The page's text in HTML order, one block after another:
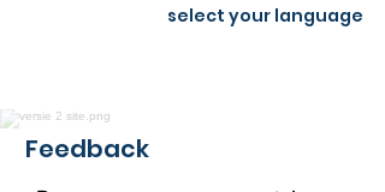
select your language
Feedback